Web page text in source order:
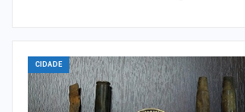
CIDADE